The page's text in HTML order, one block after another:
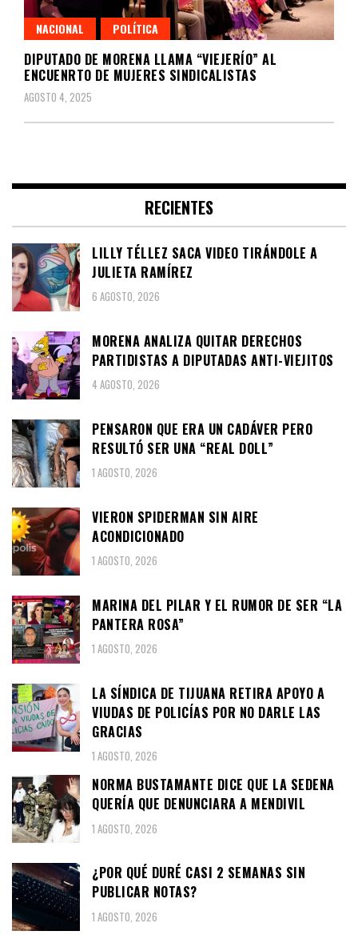
NACIONAL POLÍTICA
DIPUTADO DE MORENA LLAMA “VIEJERÍO” AL
ENCUENRTO DE MUJERES SINDICALISTAS
AGOSTO 4, 2025
RECIENTES
LILLY TÉLLEZ SACA VIDEO TIRÁNDOLE A
JULIETA RAMÍREZ
6 AGOSTO, 2026
MORENA ANALIZA QUITAR DERECHOS
PARTIDISTAS A DIPUTADAS ANTI-VIEJITOS
4 AGOSTO, 2026
PENSARON QUE ERA UN CADÁVER PERO
RESULTÓ SER UNA “REAL DOLL”
1 AGOSTO, 2026
VIERON SPIDERMAN SIN AIRE
ACONDICIONADO
1 AGOSTO, 2026
MARINA DEL PILAR Y EL RUMOR DE SER “LA
PANTERA ROSA”
1 AGOSTO, 2026
LA SÍNDICA DE TIJUANA RETIRA APOYO A
VIUDAS DE POLICÍAS POR NO DARLE LAS
GRACIAS
1 AGOSTO, 2026
NORMA BUSTAMANTE DICE QUE LA SEDENA
QUERÍA QUE DENUNCIARA A MENDIVIL
1 AGOSTO, 2026
¿POR QUÉ DURÉ CASI 2 SEMANAS SIN
PUBLICAR NOTAS?
1 AGOSTO, 2026